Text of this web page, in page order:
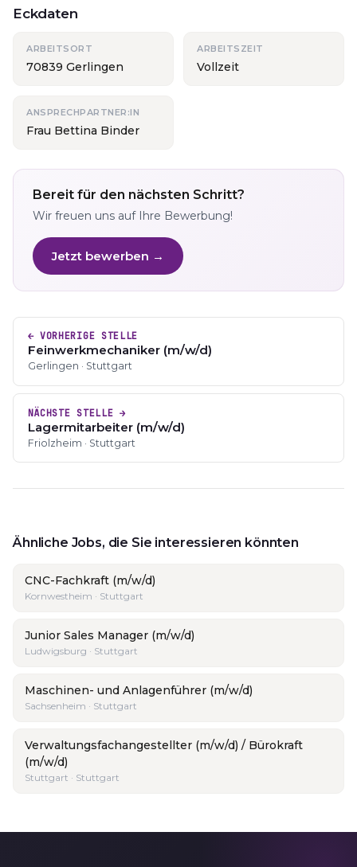
Eckdaten
ARBEITSORT
70839 Gerlingen
ARBEITSZEIT
Vollzeit
ANSPRECHPARTNER:IN
Frau Bettina Binder
Bereit für den nächsten Schritt?
Wir freuen uns auf Ihre Bewerbung!
Jetzt bewerben →
← VORHERIGE STELLE
Feinwerkmechaniker (m/w/d)
Gerlingen · Stuttgart
NÄCHSTE STELLE →
Lagermitarbeiter (m/w/d)
Friolzheim · Stuttgart
Ähnliche Jobs, die Sie interessieren könnten
CNC-Fachkraft (m/w/d)
Kornwestheim · Stuttgart
Junior Sales Manager (m/w/d)
Ludwigsburg · Stuttgart
Maschinen- und Anlagenführer (m/w/d)
Sachsenheim · Stuttgart
Verwaltungsfachangestellter (m/w/d) / Bürokraft
(m/w/d)
Stuttgart · Stuttgart